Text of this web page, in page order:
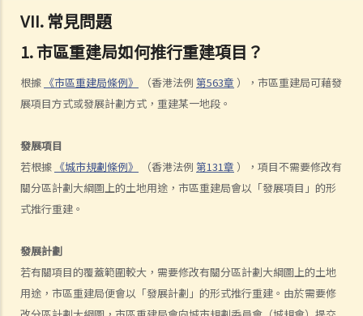
VII. 常見問題
1. 市區重建局如何推行重建項目？
根據 《市區重建局條例》 （香港法例 第563章 ），市區重建局可藉發
展項目方式或發展計劃方式，重建某一地段。
發展項目
若根據 《城市規劃條例》 （香港法例 第131章 ），項目不需要修改有
關分區計劃大綱圖上的土地用途，市區重建局會以「發展項目」的形
式推行重建。
發展計劃
若有關項目的覆蓋範圍較大，需要修改有關分區計劃大綱圖上的土地
用途，市區重建局便會以「發展計劃」的形式推行重建。由於需要修
E. 凍結人口調查
1. 中介服務
2. 申請資格
3. 申請程序
5. 退出/中止項目
收回土地
A. 申請收回土地
C. 擁有權歸還政府
D. 補償
1. 政府何時會提出補償建議，或邀請提出法定補償申索？